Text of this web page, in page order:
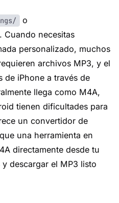
o
. Cuando necesitas
personalizado, muchos
archivos MP3, y el
de iPhone a través de
llega como M4A,
tienen dificultades para
un convertidor de
una herramienta en
directamente desde tu
descargar el MP3 listo